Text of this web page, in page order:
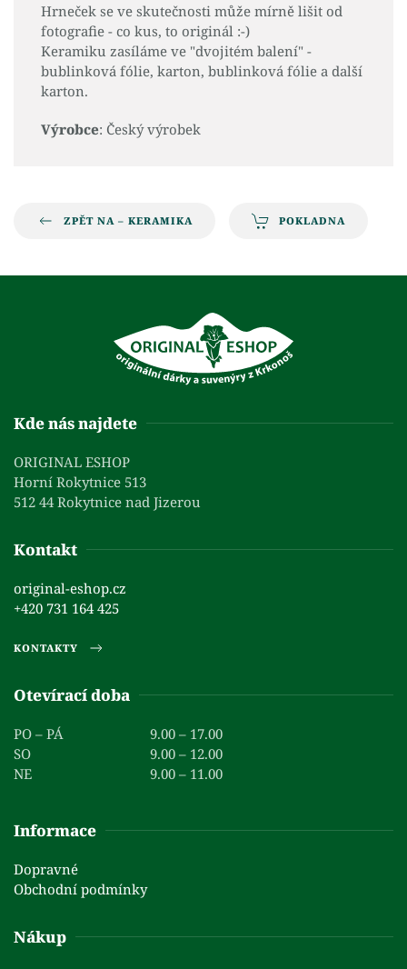
Hrneček se ve skutečnosti může mírně lišit od
fotografie - co kus, to originál :-)
Keramiku zasíláme ve "dvojitém balení" -
bublinková fólie, karton, bublinková fólie a další
karton.
Výrobce: Český výrobek
ZPĚT NA – KERAMIKA POKLADNA
Kde nás najdete
ORIGINAL ESHOP
Horní Rokytnice 513
512 44 Rokytnice nad Jizerou
Kontakt
original-eshop.cz
+420 731 164 425
KONTAKTY
Otevírací doba
PO – PÁ
9.00 – 17.00
SO
9.00 – 12.00
NE
9.00 – 11.00
Informace
Dopravné
Obchodní podmínky
Nákup